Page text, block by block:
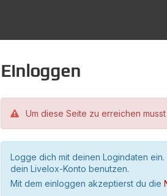
Einloggen
Um diese Seite zu erreichen
Logge dich mit deinen Logindaten
dein Livelox-Konto benutzen.
Mit dem einloggen akzeptierst du die